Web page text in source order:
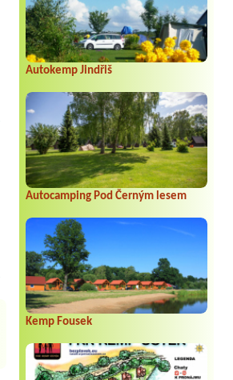
Autokemp Jindřiš
Autocamping Pod Černým lesem
Kemp Fousek